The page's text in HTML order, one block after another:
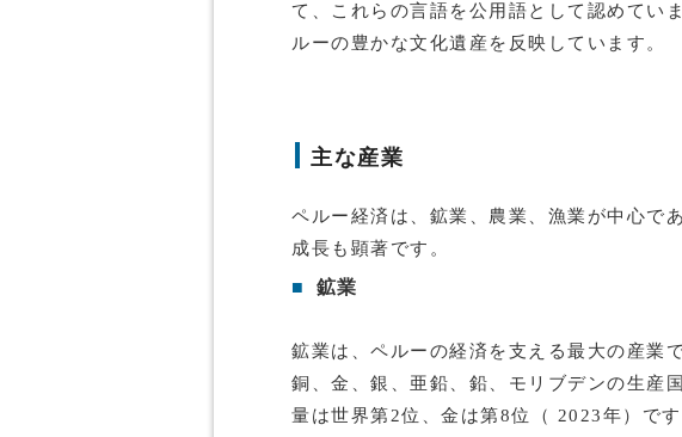
て、これらの言語を公用語として認めてい
ルーの豊かな文化遺産を反映しています。
主な産業
ペルー経済は、鉱業、農業、漁業が中心で
成長も顕著です。
■ 鉱業
鉱業は、ペルーの経済を支える最大の産業
銅、金、銀、亜鉛、鉛、モリブデンの生産
量は世界第2位、金は第8位（ 2023年）で